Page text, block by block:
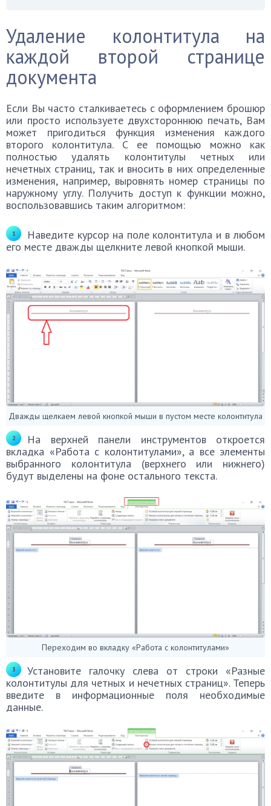
Удаление колонтитула на
каждой второй странице
документа
Если Вы часто сталкиваетесь с оформлением брошюр
или просто используете двухстороннюю печать, Вам
может пригодиться функция изменения каждого
второго колонтитула. С ее помощью можно как
полностью удалять колонтитулы четных или
нечетных страниц, так и вносить в них определенные
изменения, например, выровнять номер страницы по
наружному углу. Получить доступ к функции можно,
воспользовавшись таким алгоритмом:
Наведите курсор на поле колонтитула и в любом
его месте дважды щелкните левой кнопкой мыши.
Дважды щелкаем левой кнопкой мыши в пустом месте колонтитула
На верхней панели инструментов откроется
вкладка «Работа с колонтитулами», а все элементы
выбранного колонтитула (верхнего или нижнего)
будут выделены на фоне остального текста.
Переходим во вкладку «Работа с колонтитулами»
Установите галочку слева от строки «Разные
колонтитулы для четных и нечетных страниц». Теперь
введите в информационные поля необходимые
данные.